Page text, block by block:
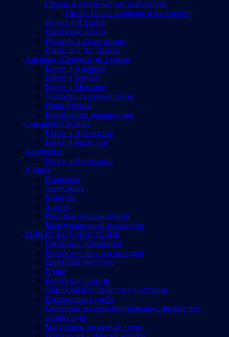
Города и памятные места Израиляl
Петах-Тиква: прошлое и настоящее
Отдых в Израиле
Еврейские песни
Израиль и палестинцы
Израиль и др. страны
Америка, Канада и др. страны
Евреи в Америке
Евреи в Канаде
Евреи в Мексике
О евреях из разных стран
Иные страны
Еврейскими маршрутами
Северная Америка
Евреи в Аргентине
Евреи в Бразилии
Австралия
Евреи в Австралии
В Мире
Политика
Экономика
Культура
Хайтек
Россия и остальной мир
Международный терроризм
ЕВРЕЙСКОЕ НАСЛЕДИЕ
Еврейские праздники
Еврейские песни и мелодии
Еврейское местечко
Идиш
Еврейские притчи
Они оставили свой след в истории
Интересные судьбы
Еврейское коллекционирование: филателия,
значки и др.
Материалы на разные темы